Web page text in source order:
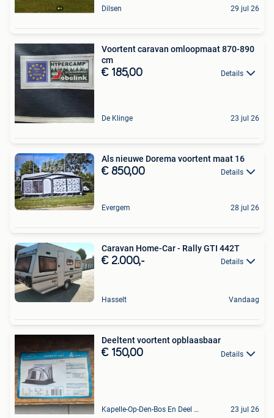
Dilsen 29 jul 26
Voortent caravan omloopmaat 870-890
cm
€ 185,00 Details
De Klinge 23 jul 26
Als nieuwe Dorema voortent maat 16
€ 850,00 Details
Evergem 28 jul 26
Caravan Home-Car - Rally GTI 442T
€ 2.000,- Details
Hasselt Vandaag
Deeltent voortent opblaasbaar
€ 150,00 Details
Kapelle-Op-Den-Bos En Deel Van Zemst 23 jul 26